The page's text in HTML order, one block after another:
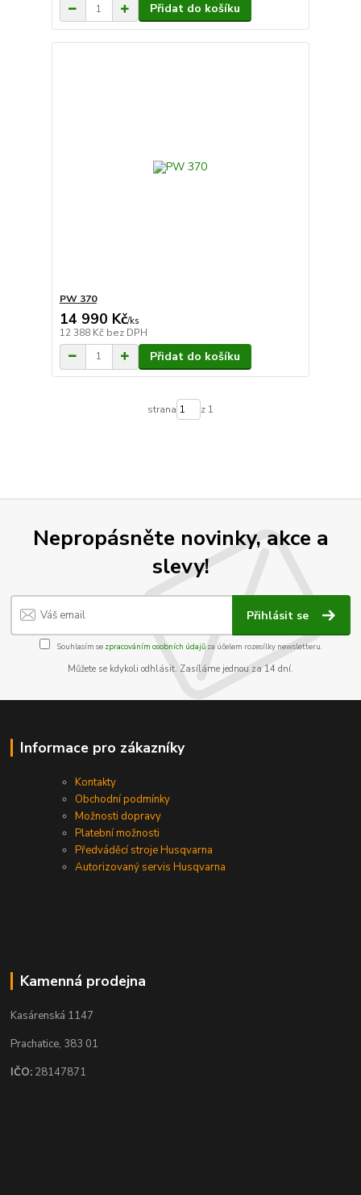
Přidat do košíku
PW 370
14 990 Kč/ks
12 388 Kč bez DPH
Přidat do košíku
strana z 1
Nepropásněte novinky, akce a
slevy!
Přihlásit se
Souhlasím se zpracováním osobních údajůza účelem rozesílky newsletteru.
Můžete se kdykoli odhlásit. Zasíláme jednou za 14 dní.
Informace pro zákazníky
Kontakty
Obchodní podmínky
Možnosti dopravy
Platební možnosti
Předváděcí stroje Husqvarna
Autorizovaný servis Husqvarna
Kamenná prodejna
Kasárenská 1147
Prachatice, 383 01
IČO: 28147871